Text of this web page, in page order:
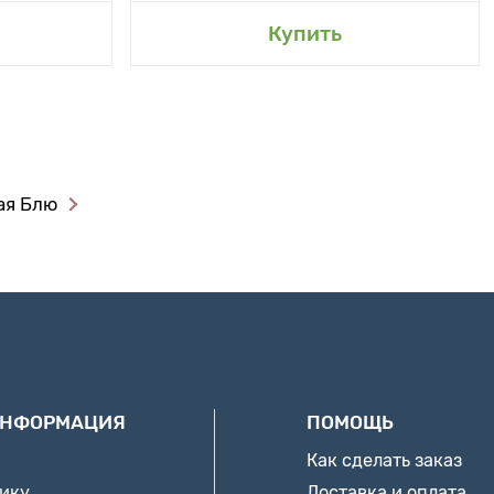
Купить
Блю
ПОМОЩЬ
Как сделать заказ